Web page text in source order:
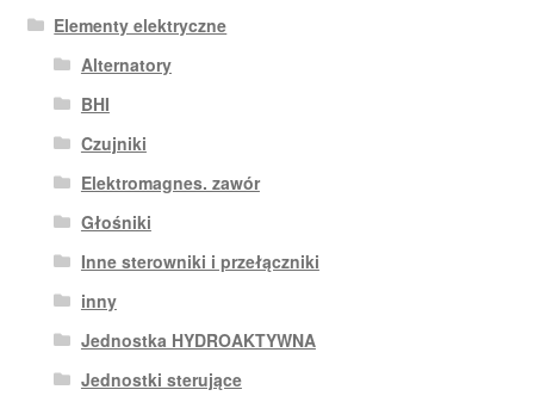
Elementy elektryczne
Alternatory
BHI
Czujniki
Elektromagnes. zawór
Głośniki
Inne sterowniki i przełączniki
inny
Jednostka HYDROAKTYWNA
Jednostki sterujące